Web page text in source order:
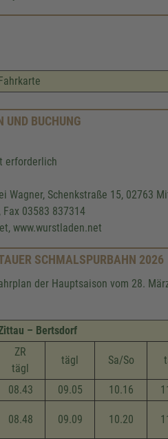
UND BUCHUNG
erforderlich
Wagner, Schenkstraße 15, 02763
03583 837314
www.wurstladen.net
SCHMALSPURBAHN 2026
der Hauptsaison vom 28.
– Bertsdorf
ZR
tägl
tägl Sa/So
08.43 09.05 10.16
08.48 09.09 10.20